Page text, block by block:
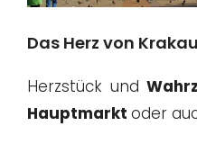
Das Herz von Krakau
Herzstück und
Hauptmarkt oder